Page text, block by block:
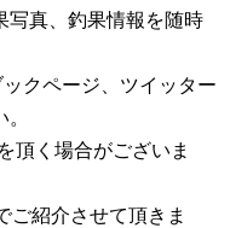
写真、釣果情報を随時
クページ、ツイッター
頂く場合がございま
ご紹介させて頂きま